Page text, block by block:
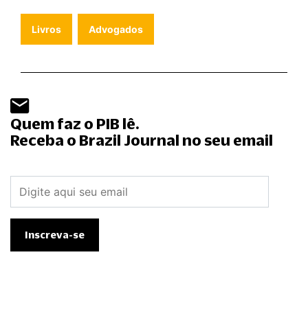
Livros Advogados
Quem faz o PIB lê.
Receba o Brazil Journal no seu email